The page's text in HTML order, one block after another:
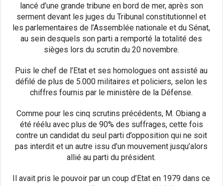
lancé d’une grande tribune en bord de mer, après son
serment devant les juges du Tribunal constitutionnel et
les parlementaires de l’Assemblée nationale et du Sénat,
au sein desquels son parti a remporté la totalité des
sièges lors du scrutin du 20 novembre.
Puis le chef de l’Etat et ses homologues ont assisté au
défilé de plus de 5.000 militaires et policiers, selon les
chiffres fournis par le ministère de la Défense.
Comme pour les cinq scrutins précédents, M. Obiang a
été réélu avec plus de 90% des suffrages, cette fois
contre un candidat du seul parti d’opposition qui ne soit
pas interdit et un autre issu d’un mouvement jusqu’alors
allié au parti du président.
Il avait pris le pouvoir par un coup d’Etat en 1979 dans ce